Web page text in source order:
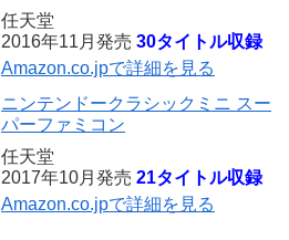
任天堂
2016年11月発売 30タイトル収録
Amazon.co.jpで詳細を見る
ニンテンドークラシックミニ スー
パーファミコン
任天堂
2017年10月発売 21タイトル収録
Amazon.co.jpで詳細を見る